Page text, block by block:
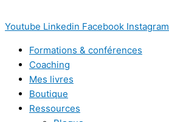
Youtube Linkedin Facebook Instagram
Formations & conférences
Coaching
Mes livres
Boutique
Ressources